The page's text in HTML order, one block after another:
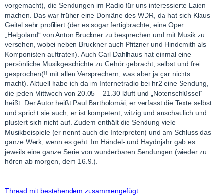
vorgemacht), die Sendungen im Radio für uns interessierte Laien
machen. Das war früher eine Domäne des WDR, da hat sich Klaus
Geitel sehr profiliert (der es sogar fertigbrachte, eine Oper
„Helgoland“ von Anton Bruckner zu besprechen und mit Musik zu
versehen, wobei neben Bruckner auch Pfitzner und Hindemith als
Komponisten auftraten). Auch Carl Dahlhaus hat einmal eine
persönliche Musikgeschichte zu Gehör gebracht, selbst und frei
gesprochen(!! mit allen Versprechern, was aber ja gar nichts
macht). Aktuell habe ich da im Internetradio bei hr2 eine Sendung,
die jeden Mittwoch von 20.05 – 21.30 läuft und „Notenschlüssel“
heißt. Der Autor heißt Paul Bartholomäi, er verfasst die Texte selbst
und spricht sie auch, er ist kompetent, witzig und anschaulich und
plustert sich nicht auf. Zudem enthält die Sendung viele
Musikbeispiele (er nennt auch die Interpreten) und am Schluss das
ganze Werk, wenn es geht. Im Händel- und Haydnjahr gab es
jeweils eine ganze Serie von wunderbaren Sendungen (wieder zu
hören ab morgen, dem 16.9.).
Thread mit bestehendem zusammengefügt